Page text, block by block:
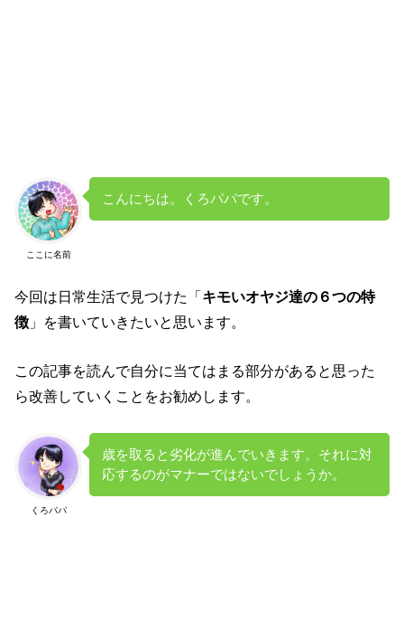
ここに名前
こんにちは。くろパパです。
今回は日常生活で見つけた「キモいオヤジ達の６つの特
徴 」を書いていきたいと思います。
この記事を読んで自分に当てはまる部分があると思った
ら改善していくことをお勧めします。
くろパパ
歳を取ると劣化が進んでいきます。それに対
応するのがマナーではないでしょうか。